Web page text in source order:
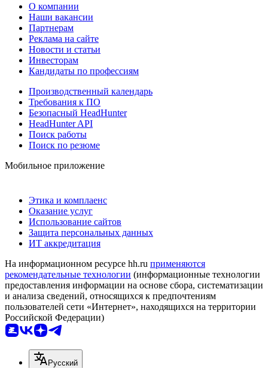
О компании
Наши вакансии
Партнерам
Реклама на сайте
Новости и статьи
Инвесторам
Кандидаты по профессиям
Производственный календарь
Требования к ПО
Безопасный HeadHunter
HeadHunter API
Поиск работы
Поиск по резюме
Мобильное приложение
Этика и комплаенс
Оказание услуг
Использование сайтов
Защита персональных данных
ИТ аккредитация
На информационном ресурсе hh.ru применяются
рекомендательные технологии (информационные технологии
предоставления информации на основе сбора, систематизации
и анализа сведений, относящихся к предпочтениям
пользователей сети «Интернет», находящихся на территории
Российской Федерации)
Русский